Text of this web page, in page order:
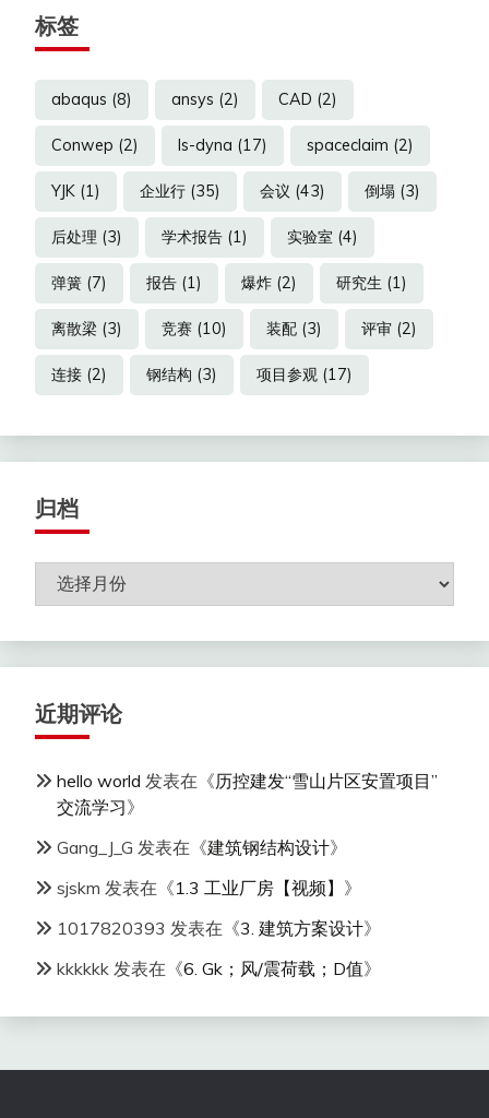
标签
abaqus (8) ansys (2) CAD (2)
Conwep (2) ls-dyna (17) spaceclaim (2)
YJK (1) 企业行 (35) 会议 (43) 倒塌 (3)
后处理 (3) 学术报告 (1) 实验室 (4)
弹簧 (7) 报告 (1) 爆炸 (2) 研究生 (1)
离散梁 (3) 竞赛 (10) 装配 (3) 评审 (2)
连接 (2) 钢结构 (3) 项目参观 (17)
归档
档
近期评论
hello world 发表在《历控建发“雪山片区安置项目”
交流学习》
Gang_J_G 发表在《建筑钢结构设计》
sjskm 发表在《1.3 工业厂房【视频】 》
1017820393 发表在《3. 建筑方案设计》
kkkkkk 发表在《6. Gk；风/震荷载；D值》